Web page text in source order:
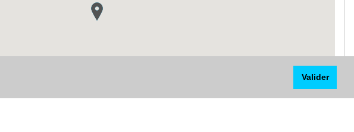
Valider